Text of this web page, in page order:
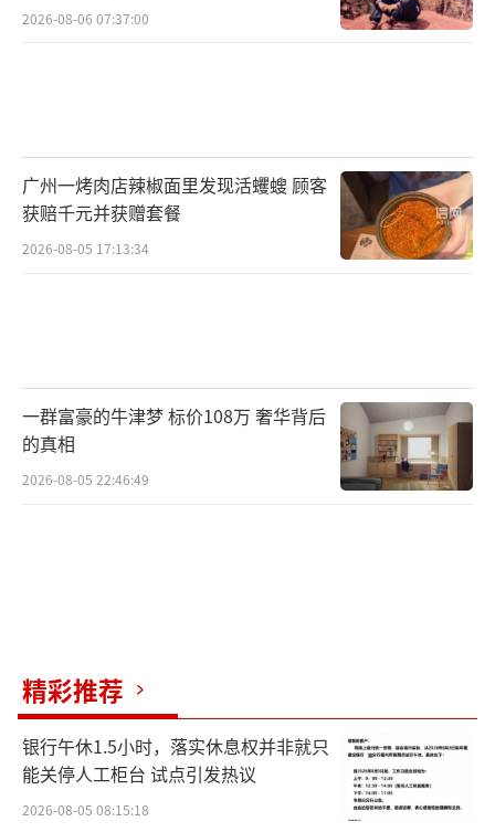
2026-08-06 07:37:00
广州一烤肉店辣椒面里发现活蠼螋 顾客
获赔千元并获赠套餐
2026-08-05 17:13:34
一群富豪的牛津梦 标价108万 奢华背后
的真相
2026-08-05 22:46:49
精彩推荐
银行午休1.5小时，落实休息权并非就只
能关停人工柜台 试点引发热议
2026-08-05 08:15:18